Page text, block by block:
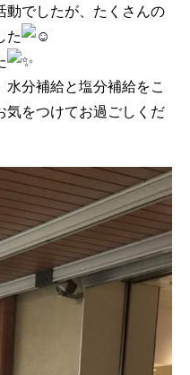
動でしたが、たくさんの
た
分補給と塩分補給をこ
気をつけてお過ごしくだ